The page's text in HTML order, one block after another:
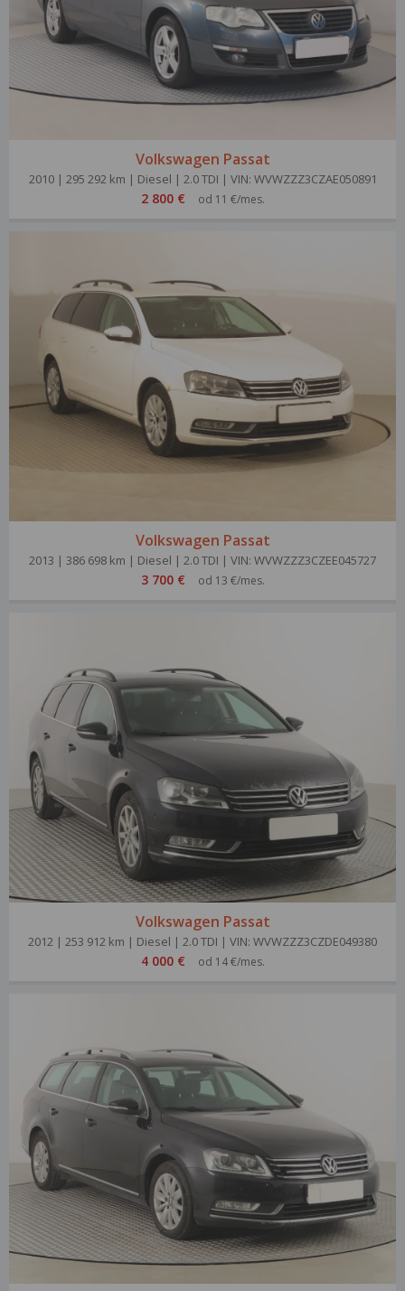
Volkswagen Passat
2010 | 295 292 km | Diesel | 2.0 TDI | VIN: WVWZZZ3CZAE050891
2 800 € od 11 €/mes.
Volkswagen Passat
2013 | 386 698 km | Diesel | 2.0 TDI | VIN: WVWZZZ3CZEE045727
3 700 € od 13 €/mes.
Volkswagen Passat
2012 | 253 912 km | Diesel | 2.0 TDI | VIN: WVWZZZ3CZDE049380
4 000 € od 14 €/mes.